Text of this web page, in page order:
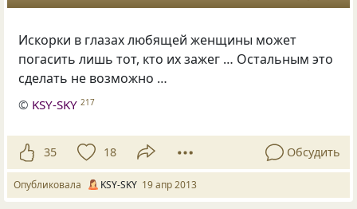
Искорки в глазах любящей женщины может
погасить лишь тот, кто их зажег … Остальным это
сделать не возможно …
© KSY-SKY 217
35 18 Обсудить
Опубликовала KSY-SKY 19 апр 2013